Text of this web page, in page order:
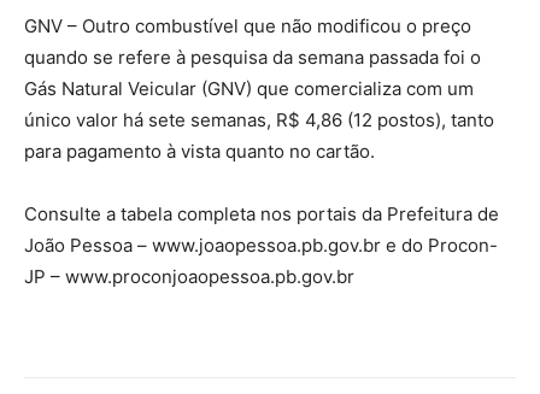
GNV – Outro combustível que não modificou o preço
quando se refere à pesquisa da semana passada foi o
Gás Natural Veicular (GNV) que comercializa com um
único valor há sete semanas, R$ 4,86 (12 postos), tanto
para pagamento à vista quanto no cartão.
Consulte a tabela completa nos portais da Prefeitura de
João Pessoa – www.joaopessoa.pb.gov.br e do Procon-
JP – www.proconjoaopessoa.pb.gov.br